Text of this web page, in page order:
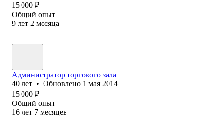
15 000 ₽
Общий опыт
9 лет 2 месяца
Администратор торгового зала
40 лет • Обновлено 1 мая 2014
15 000 ₽
Общий опыт
16 лет 7 месяцев